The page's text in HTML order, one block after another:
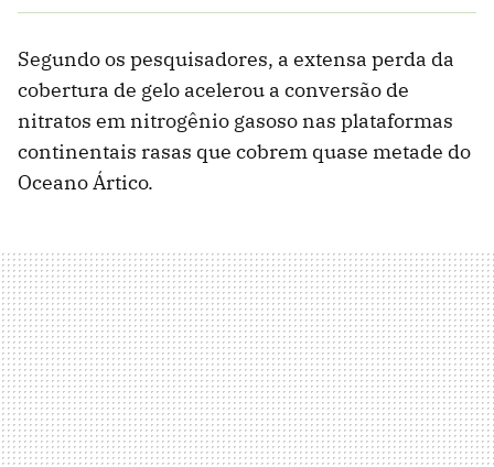
Segundo os pesquisadores, a extensa perda da
cobertura de gelo acelerou a conversão de
nitratos em nitrogênio gasoso nas plataformas
continentais rasas que cobrem quase metade do
Oceano Ártico.